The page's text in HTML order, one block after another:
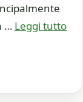
… Leggi tutto